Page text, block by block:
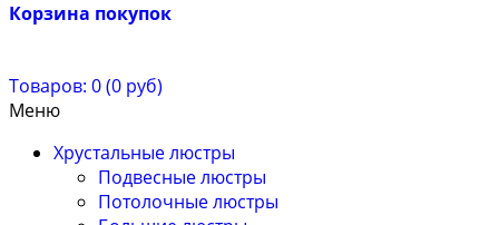
Корзина покупок
Товаров: 0 (0 руб)
Меню
Хрустальные люстры
Подвесные люстры
Потолочные люстры